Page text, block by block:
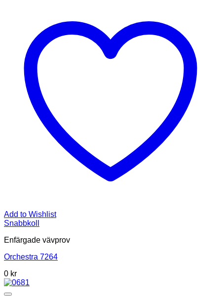
Add to Wishlist
Snabbkoll
Enfärgade vävprov
Orchestra 7264
0 kr